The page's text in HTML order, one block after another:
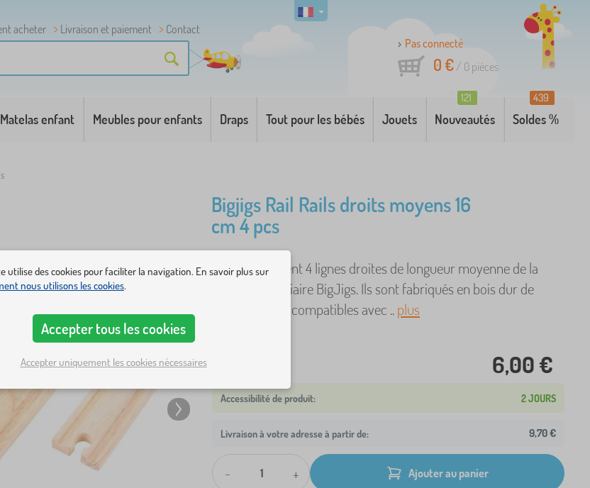
acheter Livraison et paiement
Contact
Pas connecté
0 €/ 0 pièces
Matelas enfant Meubles pour enfants Draps Tout pour les bébés Jouets Nouveautés
121
Soldes %
439
Bigjigs Rail Rails droits moyens 16
cm 4 pcs
Ce pack contient 4 lignes droites de longueur moyenne de la
gamme ferroviaire BigJigs. Ils sont fabriqués en bois dur de
qualité et sont compatibles avec ..plus
6,00 €
2 JOURS
Livraison à votre adresse à partir de: 9,70 €
- + Ajouter au panier
utilise des cookies pour faciliter la navigation. En savoir plus sur
nous utilisons les cookies.
Accepter tous les cookies
Accepter uniquement les cookies nécessaires